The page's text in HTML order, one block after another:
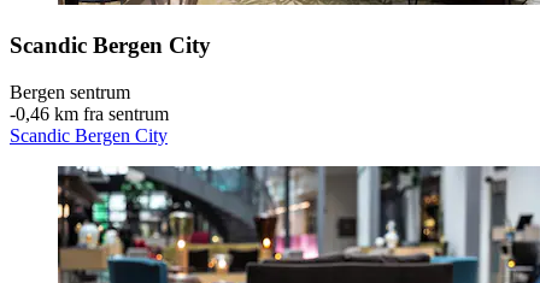
Scandic Bergen City
Bergen sentrum
‐0,46 km fra sentrum
Scandic Bergen City